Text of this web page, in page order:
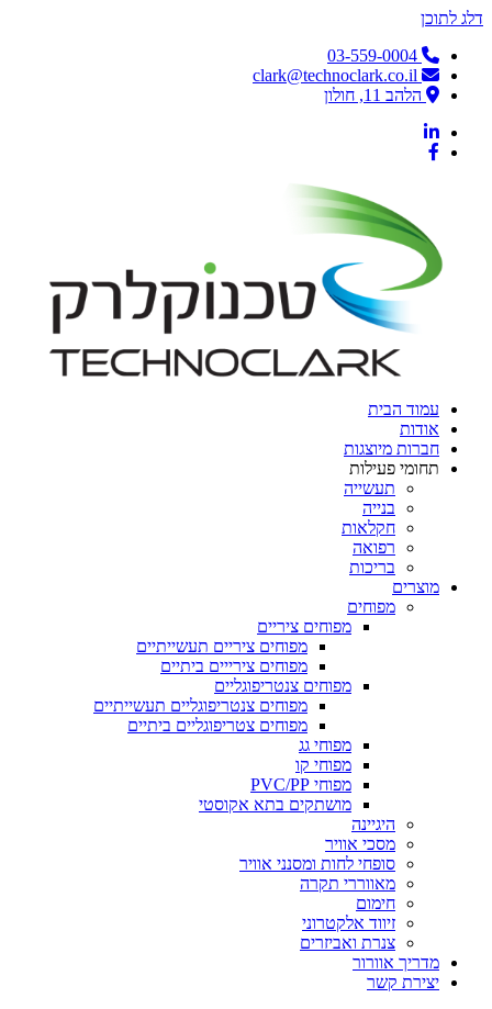
דלג לתוכן
03-559-0004
clark@technoclark.co.il
הלהב 11, חולון
עמוד הבית
אודות
חברות מיוצגות
תחומי פעילות
תעשייה
בנייה
חקלאות
רפואה
בריכות
מוצרים
מפוחים
מפוחים ציריים
מפוחים ציריים תעשייתיים
מפוחים צירייים ביתיים
מפוחים צנטריפוגליים
מפוחים צנטריפוגליים תעשייתיים
מפוחים צטריפוגליים ביתיים
מפוחי גג
מפוחי קו
מפוחי PVC/PP
מושתקים בתא אקוסטי
היגיינה
מסכי אוויר
סופחי לחות ומסנני אוויר
מאווררי תקרה
חימום
זיווד אלקטרוני
צנרת ואביזרים
מדריך אוורור
יצירת קשר